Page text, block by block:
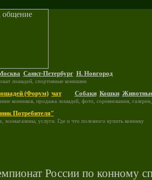
Санкт-Петербург Н. Новгород
лошадей, спортивные конюшни
(Форум) чат Собаки Кошки
конников, продажа лошадей, фото, соревнования,
Потребителя"
услуги. Где и что полезного купить коннику
России по конному